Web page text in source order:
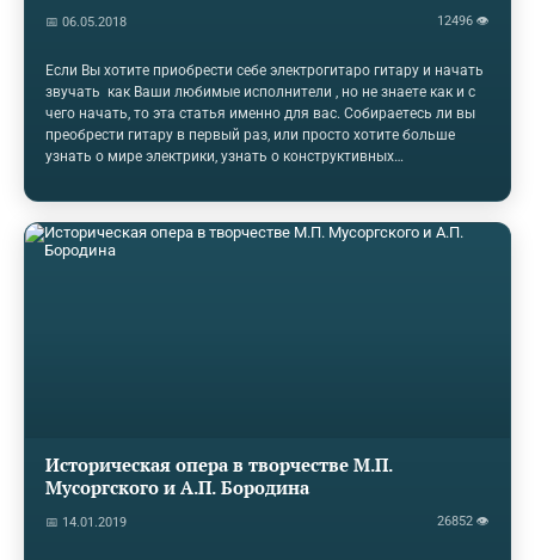
📅 06.05.2018 12496 👁
Если Вы хотите приобрести себе электрогитаро гитару и начать
звучать как Ваши любимые исполнители , но не знаете как и с
чего начать, то эта статья именно для вас. Собираетесь ли вы
преобрести гитару в первый раз, или просто хотите больше
узнать о мире электрики, узнать о конструктивных
Если Вы хотите купить поддержанную гитару гитару, что тоже
на наш взгляд очень хорошая идея, то мы поможем вам
советом с тем, как избежать ошибок в выборе, не попасть в
ситуацию с покупкой не исправной или некачественной гитары.
Историческая опера в творчестве М.П.
Мусоргского и А.П. Бородина
📅 14.01.2019 26852 👁